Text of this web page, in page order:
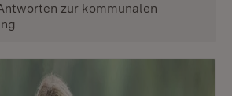
zur kommunalen